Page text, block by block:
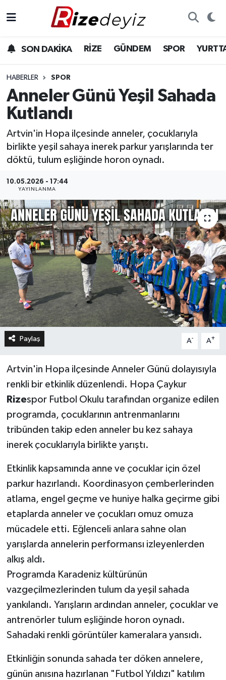
SON DAKİKA RİZE GÜNDEM SPOR
HABERLER SPOR
Anneler Günü Yeşil Sahada
Kutlandı
Artvin'in Hopa ilçesinde anneler, çocuklarıyla
birlikte yeşil sahaya inerek parkur yarışlarında ter
döktü, tulum eşliğinde horon oynadı.
10.05.2026 - 17:44
YAYINLANMA
Paylaş A- A+
Artvin'in Hopa ilçesinde Anneler Günü dolayısıyla
renkli bir etkinlik düzenlendi. Hopa Çaykur
Rizespor Futbol Okulu tarafından organize edilen
programda, çocuklarının antrenmanlarını
tribünden takip eden anneler bu kez sahaya
inerek çocuklarıyla birlikte yarıştı.
Etkinlik kapsamında anne ve çocuklar için özel
parkur hazırlandı. Koordinasyon çemberlerinden
atlama, engel geçme ve huniye halka geçirme gibi
etaplarda anneler ve çocukları omuz omuza
mücadele etti. Eğlenceli anlara sahne olan
yarışlarda annelerin performansı izleyenlerden
alkış aldı.
Programda Karadeniz kültürünün
vazgeçilmezlerinden tulum da yeşil sahada
yankılandı. Yarışların ardından anneler, çocuklar ve
antrenörler tulum eşliğinde horon oynadı.
Sahadaki renkli görüntüler kameralara yansıdı.
Etkinliğin sonunda sahada ter döken annelere,
günün anısına hazırlanan "Futbol Yıldızı" katılım
Gündem
Yurttan Haberler
Ekonomi
Teknoloji
Sağlık
Rize Hava Durumu
Rize Trafik Yoğunluk Haritası
Süper Lig Puan Durumu ve Fikstür
Tüm Manşetler
Son Dakika Haberleri
Haber Arşivi